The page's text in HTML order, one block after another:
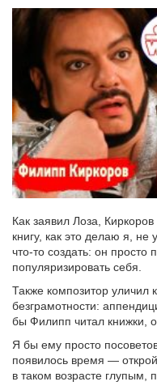
Как заявил Лоза,
книгу, как это делаю я,
что-то создать: он просто
популяризировать себя.
Также композитор уличил
безграмотности:
бы Филипп читал книжки,
Я бы ему просто
появилось время —
в таком возрасте глупым,